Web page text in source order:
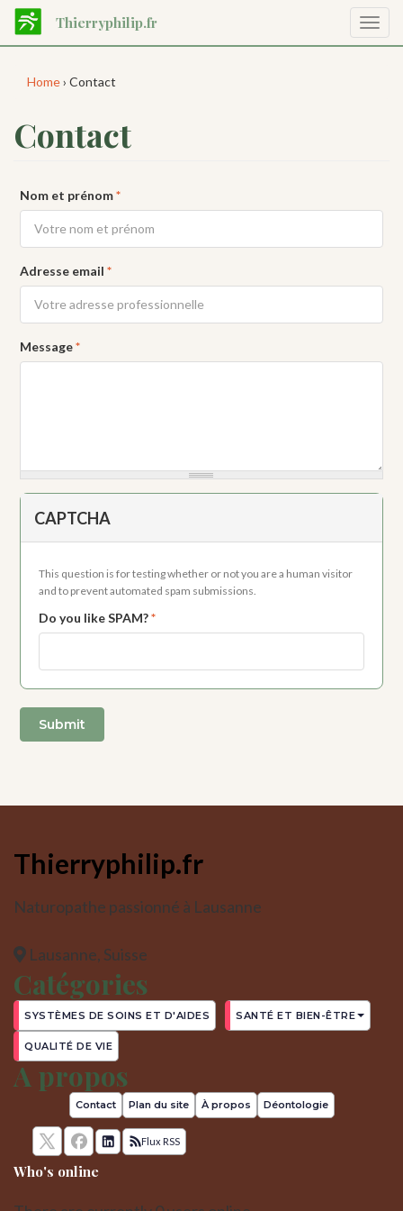
Aller
contenu
Thierryphilip.fr
la
Home› Contact
Contact
Nom et prénom*
Adresse email *
Message*
CAPTCHA
This question is for testing whether or not you are a human visitor
and to prevent automated spam submissions.
Do you like SPAM?*
Submit
Thierryphilip.fr
Naturopathe passionné à Lausanne
Lausanne, Suisse
Catégories
SYSTÈMES DE SOINS ET D'AIDES SANTÉ ET BIEN-ÊTRE
QUALITÉ DE VIE
A propos
Contact Plan du site À propos Déontologie
Flux RSS
Who's online